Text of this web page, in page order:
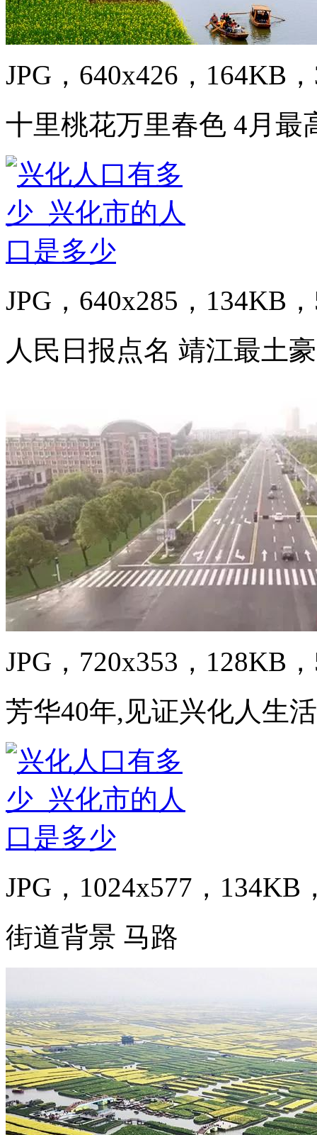
JPG，640x426，164KB
十里桃花万里春色 4月最
JPG，640x285，134KB
人民日报点名 靖江最土
JPG，720x353，128KB
芳华40年,见证兴化人生
JPG，1024x577，134KB
街道背景 马路